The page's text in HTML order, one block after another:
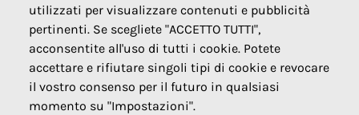
utilizzati per visualizzare contenuti e pubblicità
pertinenti. Se scegliete "ACCETTO TUTTI",
acconsentite all'uso di tutti i cookie. Potete
accettare e rifiutare singoli tipi di cookie e revocare
il vostro consenso per il futuro in qualsiasi
momento su "Impostazioni".
+39 011.593712
PRIVACY POLICY